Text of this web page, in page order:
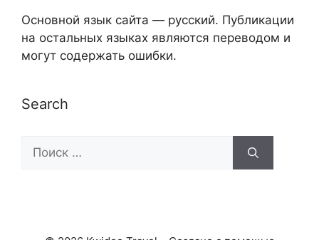
Основной язык сайта — русский. Публикации
на остальных языках являются переводом и
могут содержать ошибки.
Search
Поиск: